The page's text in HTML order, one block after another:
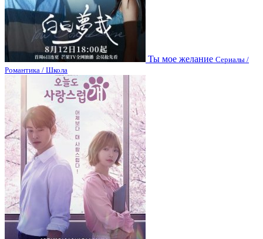
Ты мое желание Сериалы /
Романтика / Школа